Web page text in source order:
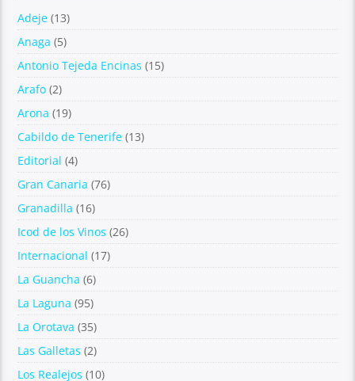
Adeje (13)
Anaga (5)
Antonio Tejeda Encinas (15)
Arafo (2)
Arona (19)
Cabildo de Tenerife (13)
Editorial (4)
Gran Canaria (76)
Granadilla (16)
Icod de los Vinos (26)
Internacional (17)
La Guancha (6)
La Laguna (95)
La Orotava (35)
Las Galletas (2)
Los Realejos (10)